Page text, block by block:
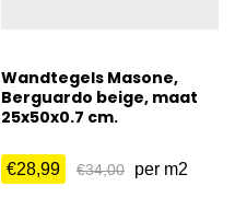
Wandtegels Masone,
Berguardo beige, maat
25x50x0.7 cm.
€28,99 €34,00 per m2